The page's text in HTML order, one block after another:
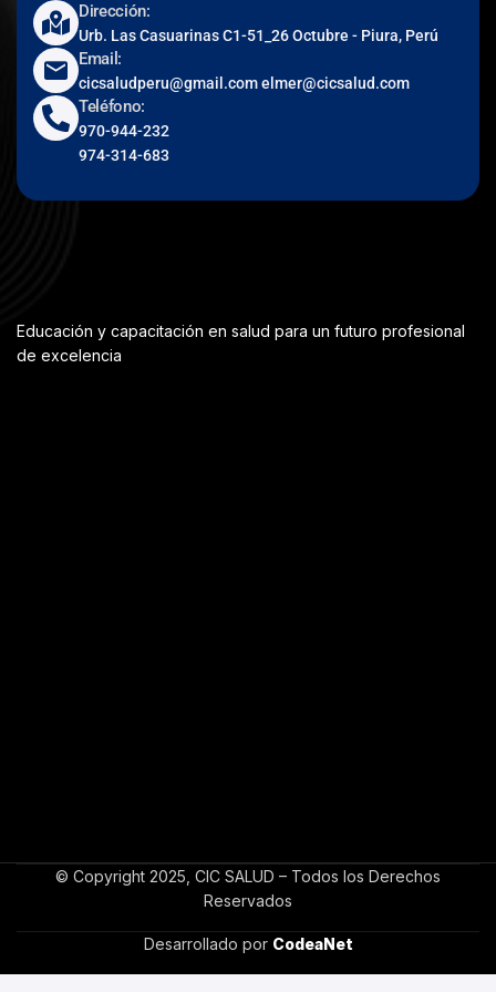
Dirección:
Urb. Las Casuarinas C1-51_26 Octubre - Piura, Perú
Email:
cicsaludperu@gmail.com elmer@cicsalud.com
Teléfono:
970-944-232
974-314-683
Educación y capacitación en salud para un futuro profesional
de excelencia
© Copyright 2025, CIC SALUD – Todos los Derechos
Reservados
Desarrollado por CodeaNet